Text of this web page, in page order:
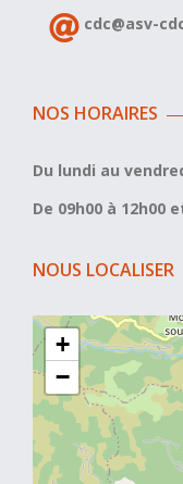
cdc@asv-
NOS HORAIRES
Du lundi au
De 09h00 à 12h00
NOUS LOCALISER
+
−